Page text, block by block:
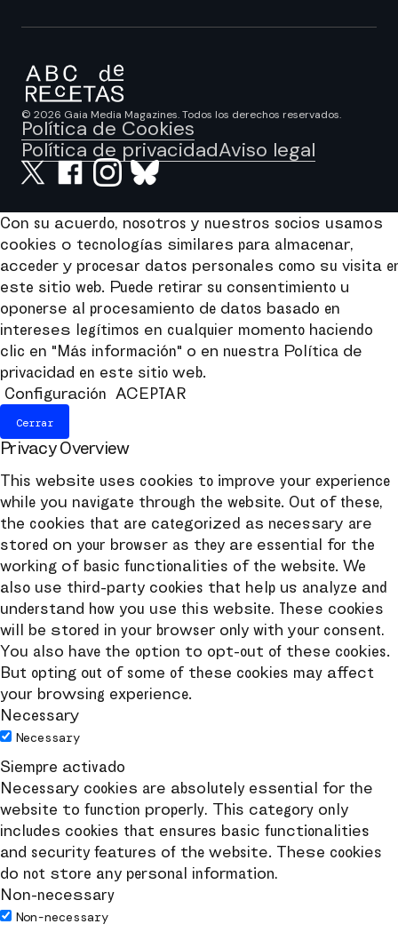
© 2026 Gaia Media Magazines. Todos los derechos reservados.
Política de Cookies
Política de privacidadAviso legal
Con su acuerdo, nosotros y nuestros socios usamos
cookies o tecnologías similares para almacenar,
acceder y procesar datos personales como su visita
este sitio web. Puede retirar su consentimiento u
oponerse al procesamiento de datos basado en
intereses legítimos en cualquier momento haciendo
clic en "Más información" o en nuestra Política de
privacidad en este sitio web.
Configuración
ACEPTAR
Cerrar
Privacy Overview
This website uses cookies to improve your experience
while you navigate through the website. Out of these,
the cookies that are categorized as necessary are
stored on your browser as they are essential for the
working of basic functionalities of the website. We
also use third-party cookies that help us analyze and
understand how you use this website. These cookies
will be stored in your browser only with your consent.
You also have the option to opt-out of these cookies.
But opting out of some of these cookies may affect
your browsing experience.
Necessary
Necessary
Siempre activado
Necessary cookies are absolutely essential for the
website to function properly. This category only
includes cookies that ensures basic functionalities
and security features of the website. These cookies
do not store any personal information.
Non-necessary
Non-necessary